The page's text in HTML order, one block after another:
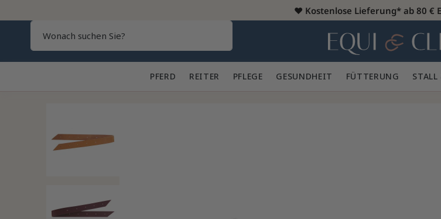
♥️ Kostenlose Lieferung* ab 80 €
Heim
PFERD 🐎 REITER 👕 PFLEGE 🪮 GESUNDHEIT ✨ FÜTTERUNG 🥕 STALL